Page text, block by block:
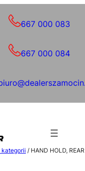
667 000 083
667 000 084
kategorii / HAND HOLD, REAR